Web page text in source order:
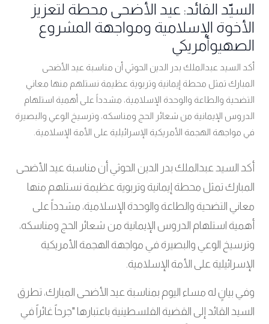
السيّد القائد: عيد الأضحى محطة لتعزيز
الأخوة الإسلامية ومواجهة المشروع
الصهيوأمريكي
أكد السيد عبدالملك بدر الدين الحوثي أن مناسبة عيد الأضحى
المبارك تمثل محطة إيمانية وتربوية عظيمة نستلهم منها معاني
التضحية والطاعة والوحدة الإسلامية، مشدداً على أهمية استلهام
الدروس الإيمانية من شعائر الحج ومناسكه، وترسيخ الوعي والبصيرة
في مواجهة الهجمة الأمريكية الإسرائيلية على الأمة الإسلامية.
أكد السيد عبدالملك بدر الدين الحوثي أن مناسبة عيد الأضحى
المبارك تمثل محطة إيمانية وتربوية عظيمة نستلهم منها
معاني التضحية والطاعة والوحدة الإسلامية، مشدداً على
أهمية استلهام الدروس الإيمانية من شعائر الحج ومناسكه،
وترسيخ الوعي والبصيرة في مواجهة الهجمة الأمريكية
الإسرائيلية على الأمة الإسلامية.
وفي بيانٍ له مساء اليوم بمناسبة عيد الأضحى المبارك، تطرق
السيد القائد إلى القضية الفلسطينية باعتبارها "جرحاً غائراً في